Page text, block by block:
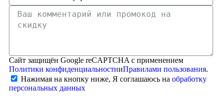
Сайт защищён Google reCAPTCHA с применением
Политики конфиденциальностииПравилами пользования.
Нажимая на кнопку ниже, Я соглашаюсь на обработку
персональных данных